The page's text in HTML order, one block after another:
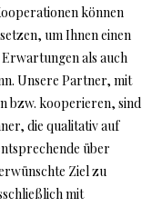
können
um Ihnen einen
als auch
Unsere Partner, mit
bzw. kooperieren, sind
die qualitativ auf
über
Ziel zu
mit